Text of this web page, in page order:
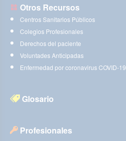
Otros Recursos
Centros Sanitarios Públicos
Colegios Profesionales
Derechos del paciente
Voluntades Anticipadas
Enfermedad por coronavirus COVID-19
Glosario
Profesionales